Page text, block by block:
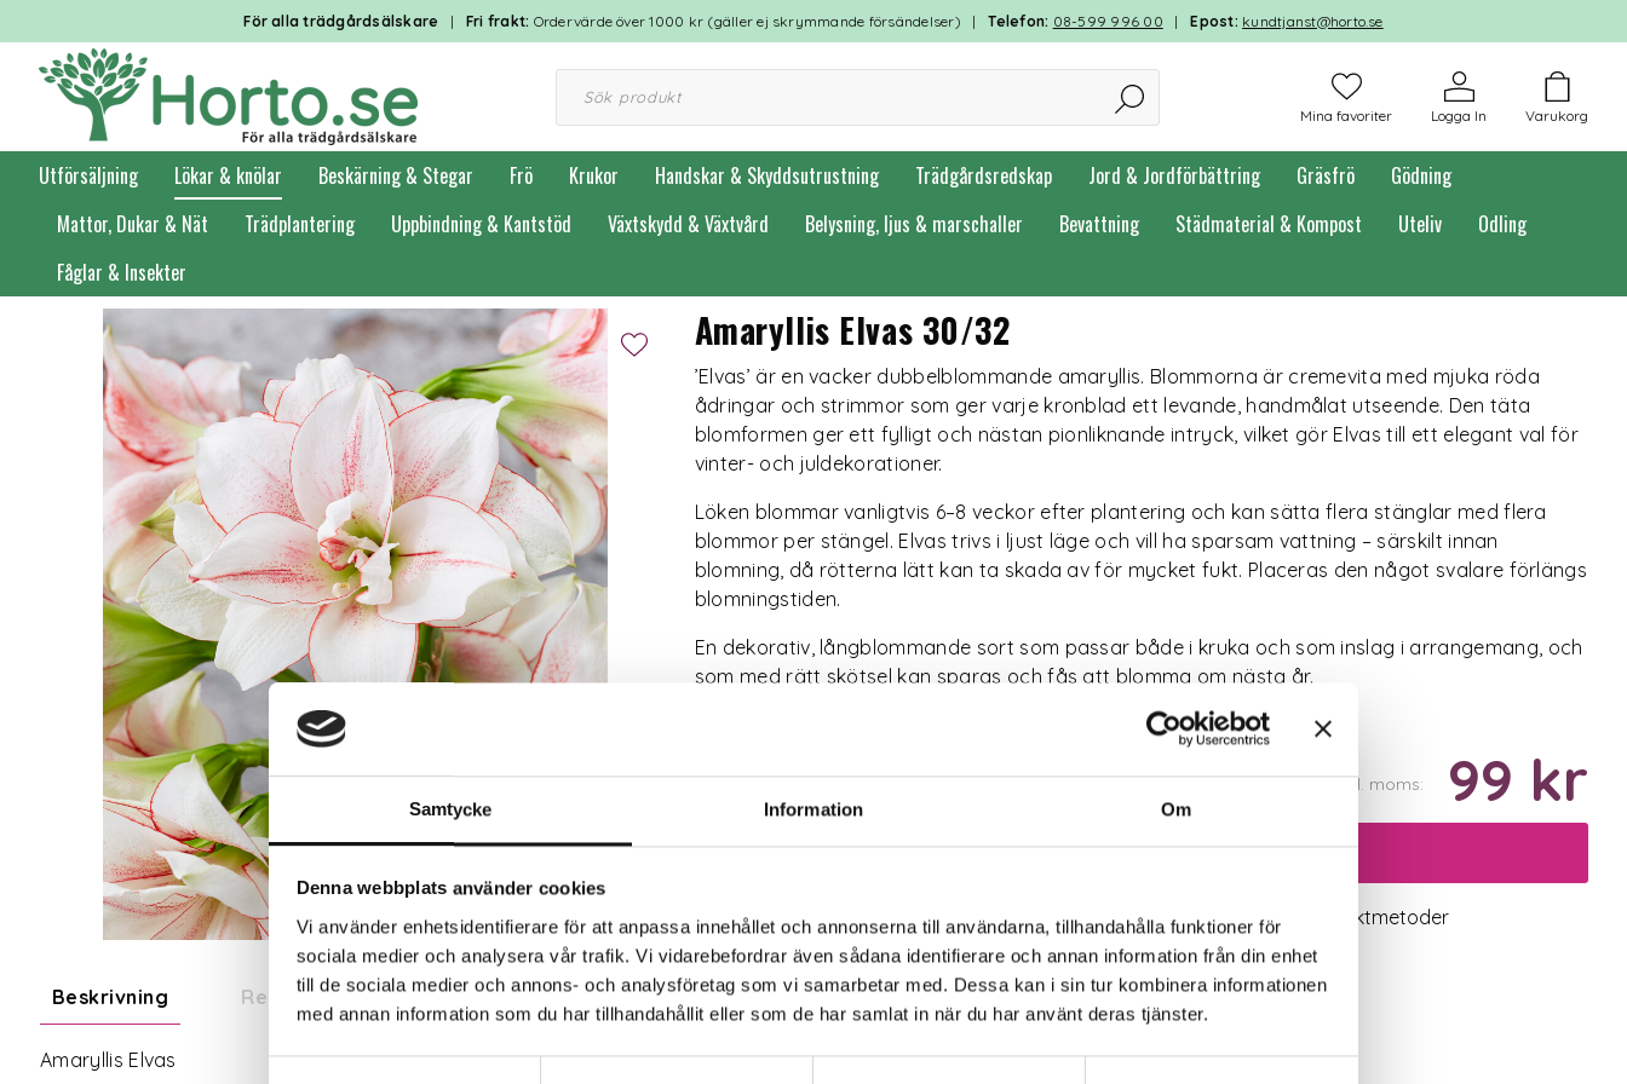
Samtycke Information Om
Denna webbplats använder cookies
Vi använder enhetsidentifierare för att anpassa innehållet och annonserna till användarna, tillhandahålla funktioner för
sociala medier och analysera vår trafik. Vi vidarebefordrar även sådana identifierare och annan information från din enhet
till de sociala medier och annons- och analysföretag som vi samarbetar med. Dessa kan i sin tur kombinera informationen
med annan information som du har tillhandahållit eller som de har samlat in när du har använt deras tjänster.
För alla trädgårdsälskare | Fri frakt: Ordervärde över 1000 kr (gäller ej skrymmande försändelser) |Telefon: 08-599 996 00 |Epost: kundtjanst@horto.se
Varukorg
Logga In
Mina favoriter
Utförsäljning Lökar & knölar Beskärning & Stegar Frö Krukor Handskar & Skyddsutrustning Trädgårdsredskap Jord & Jordförbättring Gräsfrö
Gödning
Mattor, Dukar & Nät
Trädplantering Uppbindning & Kantstöd Växtskydd & Växtvård Belysning, ljus & marschaller Bevattning Städmaterial & Kompost Uteliv
Odling
Fåglar & Insekter
Förstasidan Lökar & knölar
Amaryllis Elvas 30/32
’Elvas’ är en vacker dubbelblommande amaryllis. Blommorna är cremevita med mjuka röda
ådringar och strimmor som ger varje kronblad ett levande, handmålat utseende. Den täta
blomformen ger ett fylligt och nästan pionliknande intryck, vilket gör Elvas till ett elegant val för
vinter- och juldekorationer.
Löken blommar vanligtvis 6–8 veckor efter plantering och kan sätta flera stänglar med flera
blommor per stängel. Elvas trivs i ljust läge och vill ha sparsam vattning – särskilt innan
blomning, då rötterna lätt kan ta skada av för mycket fukt. Placeras den något svalare förlängs
blomningstiden.
En dekorativ, långblommande sort som passar både i kruka och som inslag i arrangemang, och
som med rätt skötsel kan sparas och fås att blomma om nästa år.
Inkl. moms: 99 kr
Lägg i varukorgen
Trygg betalning Ekologiskt utbud Valbara fraktmetoder
Beskrivning Recensioner
Amaryllis Elvas